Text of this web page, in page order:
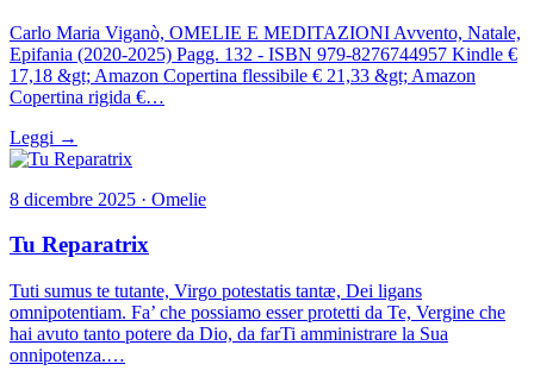
Carlo Maria Viganò, OMELIE E MEDITAZIONI Avvento, Natale,
Epifania (2020-2025) Pagg. 132 - ISBN 979-8276744957 Kindle €
17,18 &gt; Amazon Copertina flessibile € 21,33 &gt; Amazon
Copertina rigida €…
Leggi →
8 dicembre 2025 · Omelie
Tu Reparatrix
Tuti sumus te tutante, Virgo potestatis tantæ, Dei ligans
omnipotentiam. Fa’ che possiamo esser protetti da Te, Vergine che
hai avuto tanto potere da Dio, da farTi amministrare la Sua
onnipotenza.…